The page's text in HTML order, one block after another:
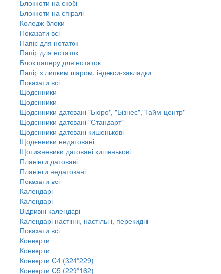
Блокноти на скобі
Блокноти на спіралі
Коледж-блоки
Показати всі
Папір для нотаток
Папір для нотаток
Блок паперу для нотаток
Папір з липким шаром, індекси-закладки
Показати всі
Щоденники
Щоденники
Щоденники датовані "Бюро", "Бізнес","Тайм-центр"
Щоденники датовані "Стандарт"
Щоденники датовані кишенькові
Щоденники недатовані
Щотижневики датовані кишенькові
Планінги датовані
Планінги недатовані
Показати всі
Календарі
Календарі
Відривні календарі
Календарі настінні, настільні, перекидні
Показати всі
Конверти
Конверти
Конверти C4 (324*229)
Конверти C5 (229*162)